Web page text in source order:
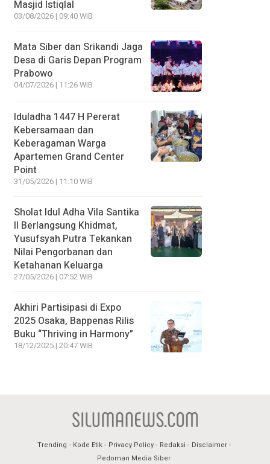
Masjid Istiqlal
03/08/2026 | 09:40 WIB
Mata Siber dan Srikandi Jaga
Desa di Garis Depan Program
Prabowo
04/07/2026 | 11:26 WIB
Iduladha 1447 H Pererat
Kebersamaan dan
Keberagaman Warga
Apartemen Grand Center
Point
31/05/2026 | 11:10 WIB
Sholat Idul Adha Vila Santika
II Berlangsung Khidmat,
Yusufsyah Putra Tekankan
Nilai Pengorbanan dan
Ketahanan Keluarga
27/05/2026 | 07:52 WIB
Akhiri Partisipasi di Expo
2025 Osaka, Bappenas Rilis
Buku “Thriving in Harmony”
18/12/2025 | 20:47 WIB
Trending Kode Etik Privacy Policy Redaksi
Disclaimer
Pedoman Media Siber